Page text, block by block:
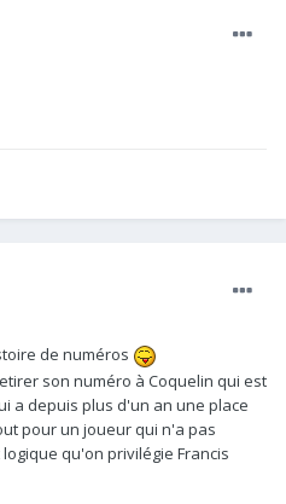
de numéros
son numéro à Coquelin qui est
a depuis plus d'un an une place
pour un joueur qui n'a pas
qu'on privilégie Francis